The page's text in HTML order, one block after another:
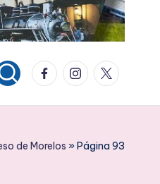
FacebookInstagram
Twitter
de Morelos » Página 93